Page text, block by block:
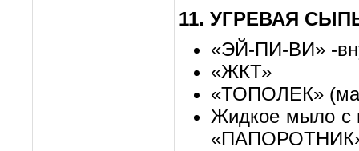
11. УГРЕВАЯ
«ЭЙ-ПИ-ВИ» -
«ЖКТ»
«ТОПОЛЕК»
Жидкое мыло с